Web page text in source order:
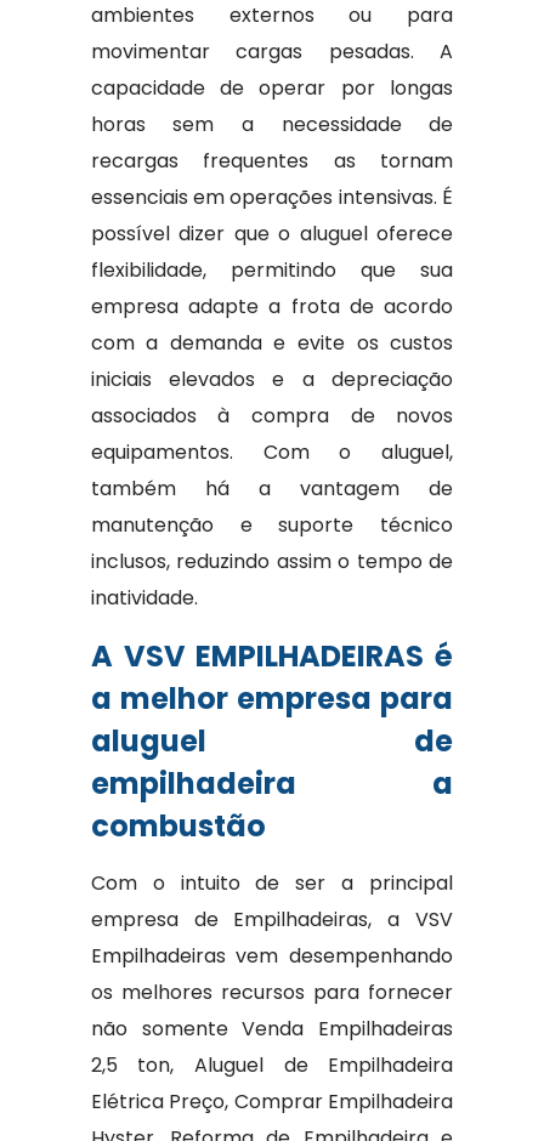
ambientes externos ou para
movimentar cargas pesadas. A
capacidade de operar por longas
horas sem a necessidade de
recargas frequentes as tornam
essenciais em operações intensivas. É
possível dizer que o aluguel oferece
flexibilidade, permitindo que sua
empresa adapte a frota de acordo
com a demanda e evite os custos
iniciais elevados e a depreciação
associados à compra de novos
equipamentos. Com o aluguel,
também há a vantagem de
manutenção e suporte técnico
inclusos, reduzindo assim o tempo de
inatividade.
A VSV EMPILHADEIRAS é
a melhor empresa para
aluguel de
empilhadeira a
combustão
Com o intuito de ser a principal
empresa de Empilhadeiras, a VSV
Empilhadeiras vem desempenhando
os melhores recursos para fornecer
não somente Venda Empilhadeiras
2,5 ton, Aluguel de Empilhadeira
Elétrica Preço, Comprar Empilhadeira